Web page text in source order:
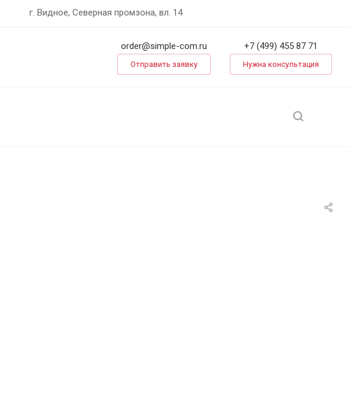
г. Видное, Северная промзона, вл. 14
order@simple-com.ru
Отправить заявку
+7 (499) 455 87 71
Нужна консультация